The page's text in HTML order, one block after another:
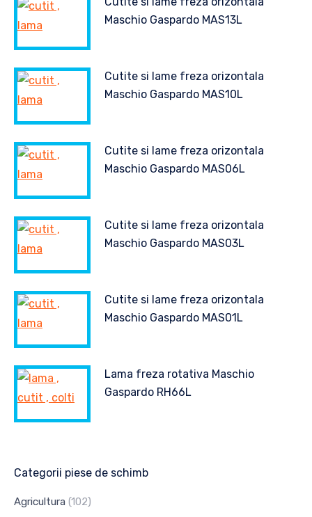
Maschio Gaspardo MAS13L
Cutite si lame freza orizontala
Maschio Gaspardo MAS10L
Cutite si lame freza orizontala
Maschio Gaspardo MAS06L
Cutite si lame freza orizontala
Maschio Gaspardo MAS03L
Cutite si lame freza orizontala
Maschio Gaspardo MAS01L
Lama freza rotativa Maschio
Gaspardo RH66L
Categorii piese de schimb
Agricultura (102)